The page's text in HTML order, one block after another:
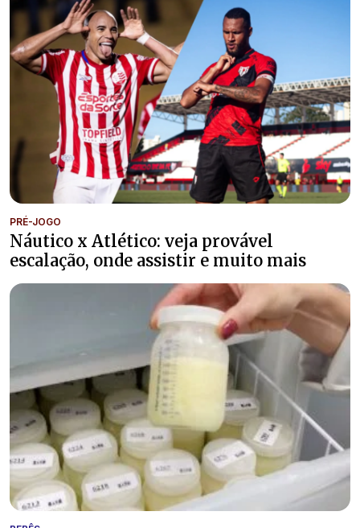
PRÉ-JOGO
Náutico x Atlético: veja provável
escalação, onde assistir e muito mais